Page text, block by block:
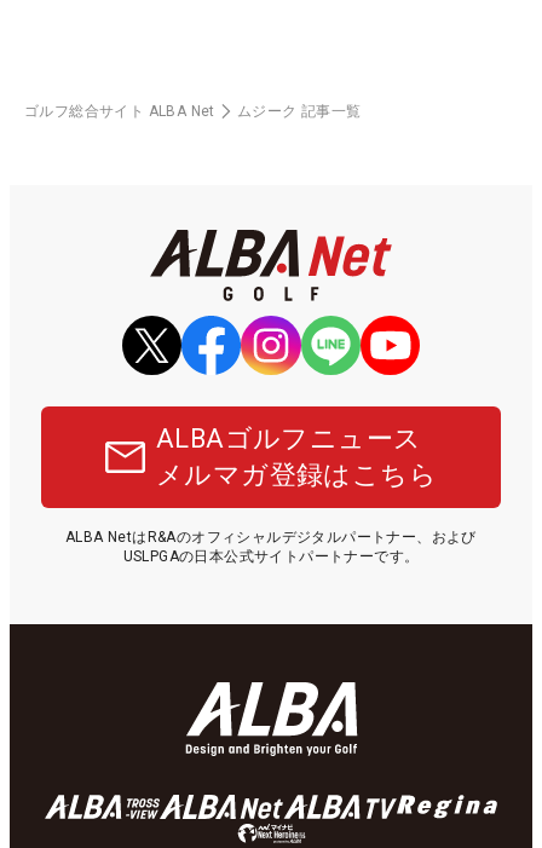
ゴルフ総合サイト ALBA Net ムジーク 記事一覧
ALBAゴルフニュース
メルマガ登録はこちら
ALBA NetはR&Aのオフィシャルデジタルパートナー、および
USLPGAの日本公式サイトパートナーです。